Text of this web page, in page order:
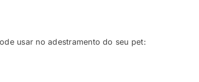
usar no adestramento do seu pet: